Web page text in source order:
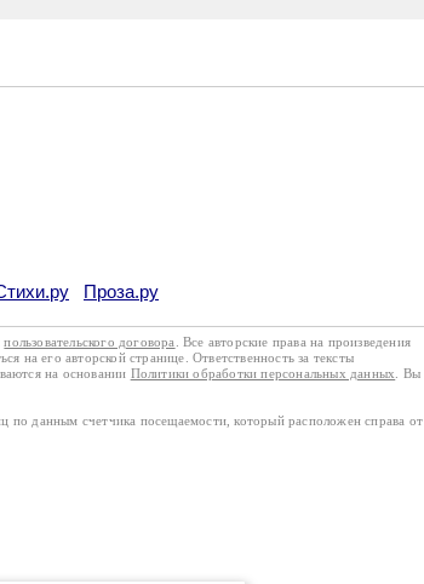
Проза.ру
пользовательского договора
. Все авторские права на произведения
на его авторской странице. Ответственность за тексты
на основании Политики обработки персональных данных
. Вы
по данным счетчика посещаемости, который расположен справа от